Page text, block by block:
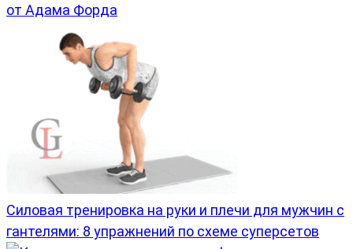
от Адама Форда
Силовая тренировка на руки и плечи для мужчин с
гантелями: 8 упражнений по схеме суперсетов